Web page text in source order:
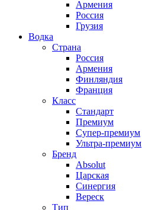
Армения
Россия
Грузия
Водка
Страна
Россия
Армения
Финляндия
Франция
Класс
Стандарт
Премиум
Супер-премиум
Ультра-премиум
Бренд
Absolut
Царская
Синергия
Вереск
Тип